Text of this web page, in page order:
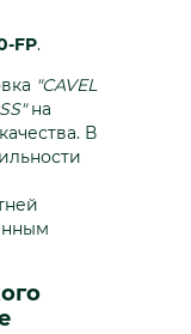
FP.
"CAVEL
на
В